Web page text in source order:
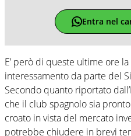
Entra nel
E’ però di queste ultime ore
interessamento da parte del
Secondo quanto riportato
che il club spagnolo sia
croato in vista del mercato
potrebbe chiudere in brevi